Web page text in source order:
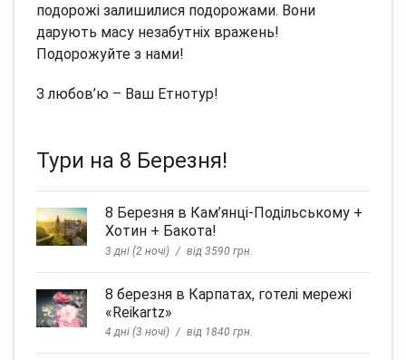
подорожі залишилися подорожами. Вони
дарують масу незабутніх вражень!
Подорожуйте з нами!
З любов’ю – Ваш Етнотур!
Тури на 8 Березня!
8 Березня в Кам’янці-Подільському +
Хотин + Бакота!
3 дні (2 ночі) від 3590 грн.
8 березня в Карпатах, готелі мережі
«Reikartz»
4 дні (3 ночі) від 1840 грн.